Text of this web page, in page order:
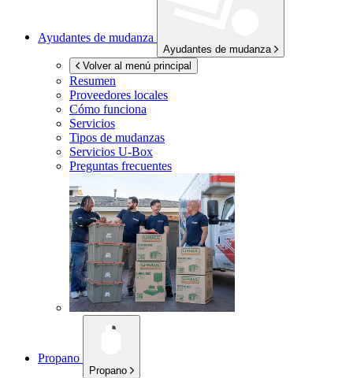
Ayudantes de mudanza
Ayudantes de mudanza
Volver al menú principal
Resumen
Proveedores locales
Cómo funciona
Servicios
Tipos de mudanzas
Servicios U-Box
Preguntas frecuentes
Propano
Propano